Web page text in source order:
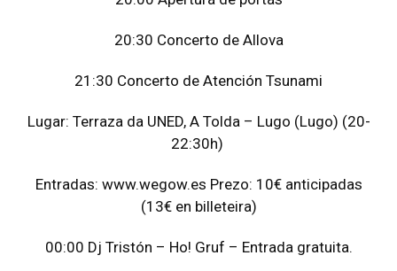
20:30 Concerto de Allova
21:30 Concerto de Atención Tsunami
Lugar: Terraza da UNED, A Tolda – Lugo (Lugo) (20-
22:30h)
Entradas: www.wegow.es Prezo: 10€ anticipadas
(13€ en billeteira)
00:00 Dj Tristón – Ho! Gruf – Entrada gratuita.